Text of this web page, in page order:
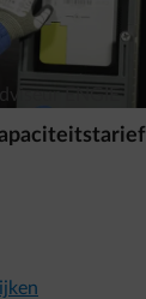
ENGIE